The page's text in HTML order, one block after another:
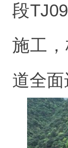
段
施工
道全面